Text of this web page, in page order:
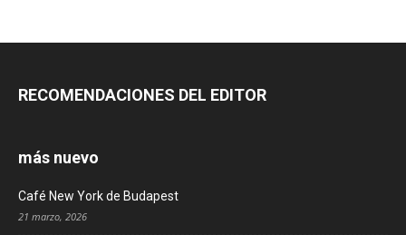
RECOMENDACIONES DEL EDITOR
más nuevo
Café New York de Budapest
21 marzo, 2026